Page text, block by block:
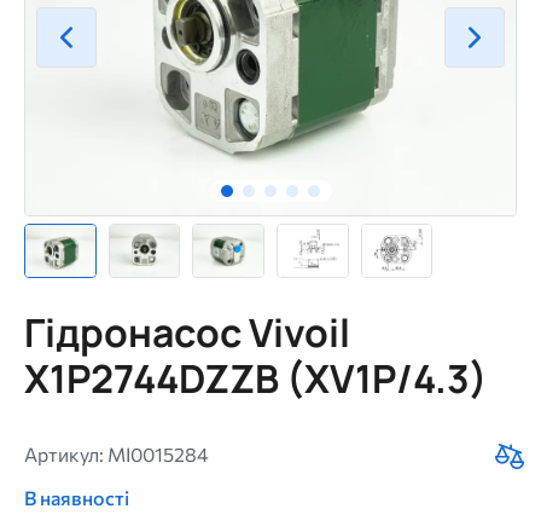
Гідронасос Vivoil
X1P2744DZZB (XV1P/4.3)
Артикул: MI0015284
В наявності